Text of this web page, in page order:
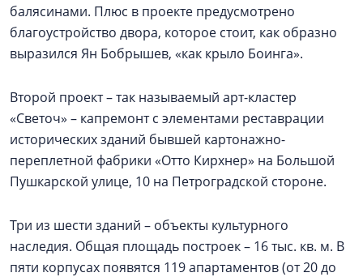
балясинами. Плюс в проекте предусмотрено
благоустройство двора, которое стоит, как образно
выразился Ян Бобрышев, «как крыло Боинга».
Второй проект – так называемый арт-кластер
«Светоч» – капремонт с элементами реставрации
исторических зданий бывшей картонажно-
переплетной фабрики «Отто Кирхнер» на Большой
Пушкарской улице, 10 на Петроградской стороне.
Три из шести зданий – объекты культурного
наследия. Общая площадь построек – 16 тыс. кв. м. В
пяти корпусах появятся 119 апартаментов (от 20 до